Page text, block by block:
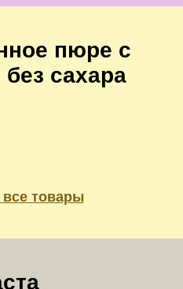
пюре с
сахара
товары